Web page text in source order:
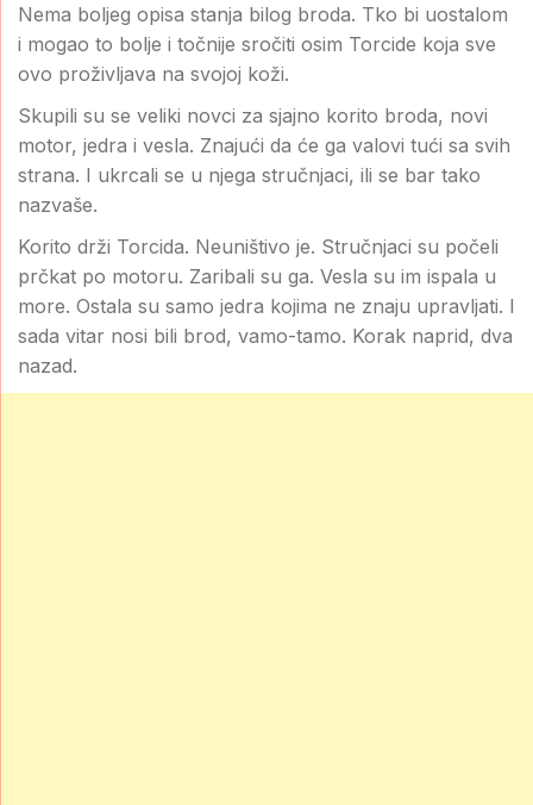
Nema boljeg opisa stanja bilog broda. Tko bi uostalom
i mogao to bolje i točnije sročiti osim Torcide koja sve
ovo proživljava na svojoj koži.
Skupili su se veliki novci za sjajno korito broda, novi
motor, jedra i vesla. Znajući da će ga valovi tući sa svih
strana. I ukrcali se u njega stručnjaci, ili se bar tako
nazvaše.
Korito drži Torcida. Neuništivo je. Stručnjaci su počeli
prčkat po motoru. Zaribali su ga. Vesla su im ispala u
more. Ostala su samo jedra kojima ne znaju upravljati. I
sada vitar nosi bili brod, vamo-tamo. Korak naprid, dva
nazad.